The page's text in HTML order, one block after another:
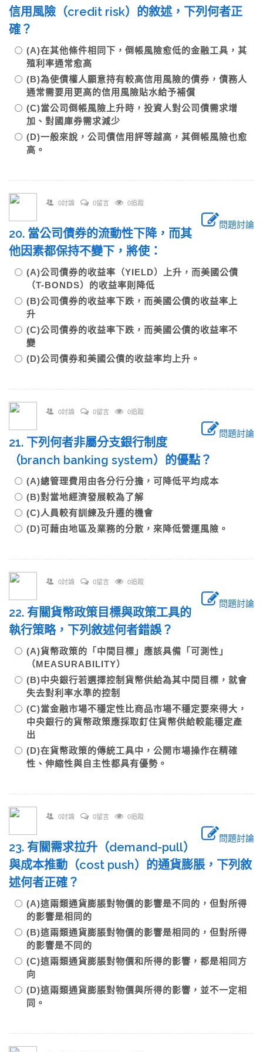
信用風險（credit risk）的敘述，下列何者正
確？
(A)在其他條件相同下，倒帳風險愈低的金融工具，其
殖利率通常愈高
(B)為使債權人願意持有較高信用風險的債券，債務人
通常需要用更高的信用風險貼水給予補償
(C)當公司倒帳風險上升時，投資人對公司債需求增
加、對國庫券需求減少
(D)一般來說，公司債信用評等越高，其倒帳風險也愈
高。
0討論 0留言 0追蹤
問題討論
20. 當公司債券的流動性下降，而其
他因素都保持不變下，將使：
(A)公司債券的收益率（YIELD）上升，而美國公債
（T-BONDS）的收益率則降低
(B)公司債券的收益率下跌，而美國公債的收益率上
升
(C)公司債券的收益率下跌，而美國公債的收益率不
變
(D)公司債券和美國公債的收益率均上升。
0討論 0留言 0追蹤
問題討論
21. 下列何者非屬分支銀行制度
（branch banking system）的優點？
(A)總管理費用由各分行分擔，可降低平均成本
(B)對當地經濟發展較為了解
(C)人員較有訓練及升遷的機會
(D)可藉由地區及業務的分散，來降低營運風險。
0討論 0留言 0追蹤
問題討論
22. 有關貨幣政策目標與政策工具的
執行策略，下列敘述何者錯誤？
(A)貨幣政策的「中間目標」應該具備「可測性」
（MEASURABILITY）
(B)中央銀行若選擇控制貨幣供給為其中間目標，就會
失去對利率水準的控制
(C)當金融市場不穩定性比商品市場不穩定要來得大，
中央銀行的貨幣政策應採取釘住貨幣供給較能穩定產
出
(D)在貨幣政策的傳統工具中，公開市場操作在精確
性、伸縮性與自主性都具有優勢。
0討論 0留言 0追蹤
問題討論
23. 有關需求拉升（demand-pull）
與成本推動（cost push）的通貨膨脹，下列敘
述何者正確？
(A)這兩類通貨膨脹對物價的影響是不同的，但對所得
的影響是相同的
(B)這兩類通貨膨脹對物價的影響是相同的，但對所得
的影響是不同的
(C)這兩類通貨膨脹對物價和所得的影響，都是相同方
向
(D)這兩類通貨膨脹對物價與所得的影響，並不一定相
同。